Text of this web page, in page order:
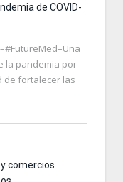
de COVID-
la pandemia por
de fortalecer las
comercios